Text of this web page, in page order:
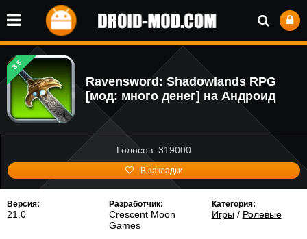
3.5
Ravensword: Shadowlands RPG
[мод: много денег] на Андроид
Голосов: 319000
В закладки
Версия:
21.0
Разработчик:
Crescent Moon
Games
Категория:
Игры/ Ролевые